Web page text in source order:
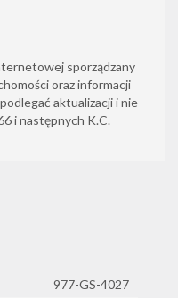
sporządzany
oraz informacji
aktualizacji i nie
i następnych K.C.
977-GS-4027